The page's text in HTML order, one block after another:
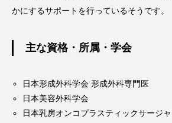
かにするサポートを行っているそうです。
主な資格・所属・学会
日本形成外科学会 形成外科専門医
日本美容外科学会
日本乳房オンコプラスティックサージ